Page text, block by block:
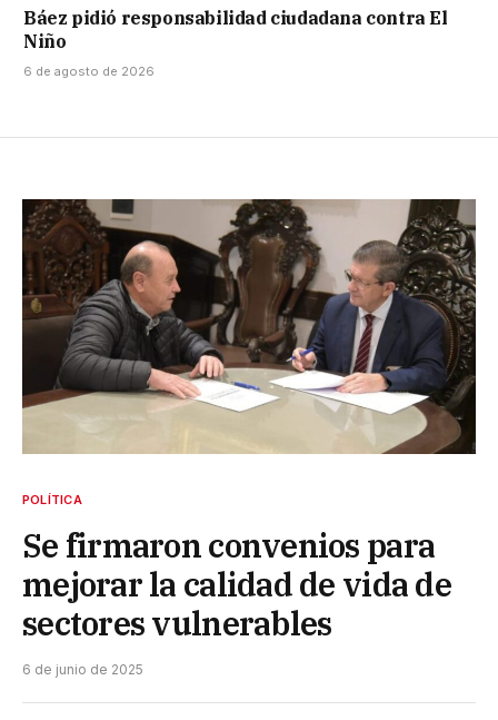
Báez pidió responsabilidad ciudadana contra El
Niño
6 de agosto de 2026
POLÍTICA
Se firmaron convenios para
mejorar la calidad de vida de
sectores vulnerables
6 de junio de 2025